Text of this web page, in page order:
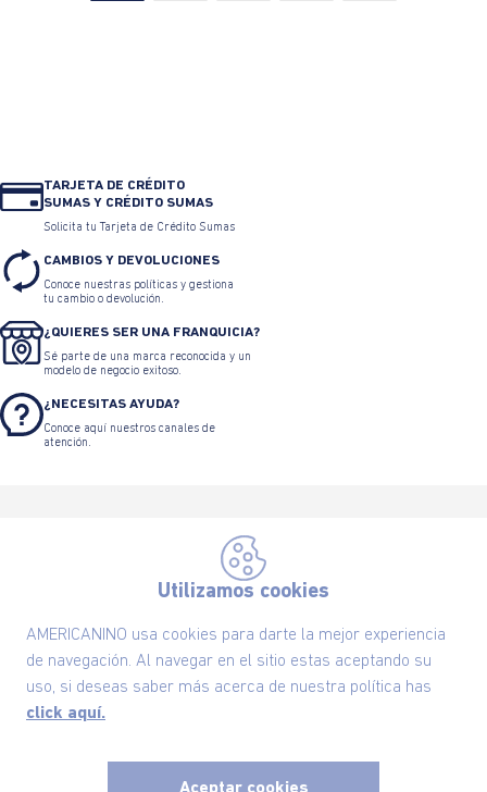
Utilizamos cookies
AMERICANINO usa cookies para darte la mejor experiencia
de navegación. Al navegar en el sitio estas aceptando su
uso, si deseas saber más acerca de nuestra política has
click aquí.
TARJETA DE CRÉDITO
SUMAS Y CRÉDITO SUMAS
Solicita tu Tarjeta de Crédito Sumas
CAMBIOS Y DEVOLUCIONES
Conoce nuestras políticas y gestiona
tu cambio o devolución.
¿QUIERES SER UNA FRANQUICIA?
Sé parte de una marca reconocida y un
modelo de negocio exitoso.
¿NECESITAS AYUDA?
Conoce aquí nuestros canales de
atención.
las ofertas exclusivas y lo último en moda
SUSCRÍBETE AHORA